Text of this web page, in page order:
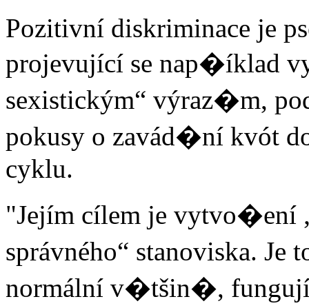
Pozitivní diskriminace je
projevující se nap�íklad
sexistickým“ výraz�m,
pokusy o zavád�ní kvót
cyklu.
"Jejím cílem je vytvo�ení
správného“ stanoviska.
normální v�tšin�,